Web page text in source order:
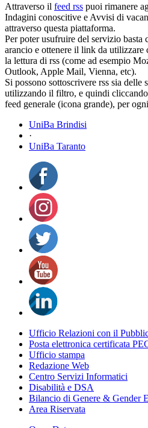
Attraverso il feed rss puoi rimanere
Indagini conoscitive e Avvisi di
attraverso questa piattaforma.
Per poter usufruire del servizio
arancio e ottenere il link da
la lettura di rss (come ad esempio
Outlook, Apple Mail, Vienna, etc).
Si possono sottoscrivere rss sia delle
utilizzando il filtro, e quindi
feed generale (icona grande), per
UniBa Brindisi
·
UniBa Taranto
Ufficio Relazioni con il
Posta elettronica certificata
Ufficio stampa
Redazione Web
Centro Servizi Informatici
Disabilità e DSA
Bilancio di Genere & Gender
Area Riservata